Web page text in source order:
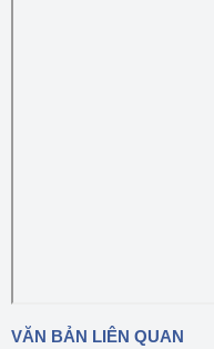
VĂN BẢN LIÊN QUAN